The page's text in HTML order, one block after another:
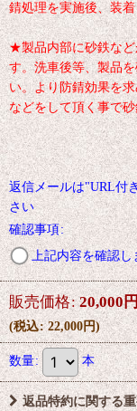
錆処理を実施後、装
★製品内部に砂鉄など
す。洗車後等、製品
い。より防錆効果を
などをして頂く事で
返信メールは"URL付
さい
確認事項:
上記内容を確認し
販売価格: 20,000
(税込: 22,000円)
数量: 本
返品特約に関する